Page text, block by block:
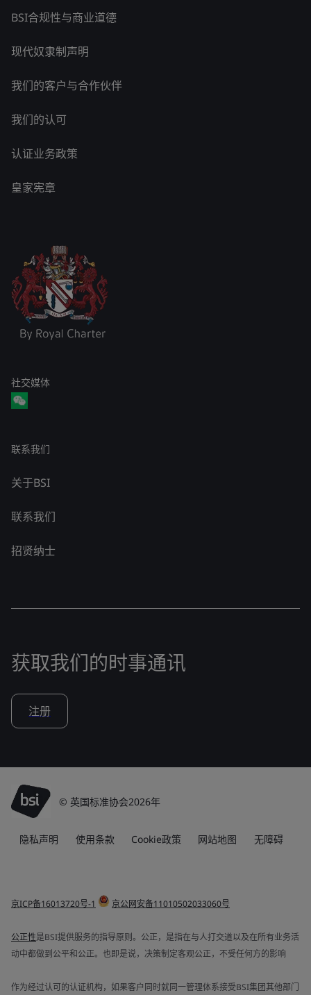
BSI合规性与商业道德
现代奴隶制声明
我们的客户与合作伙伴
我们的认可
认证业务政策
皇家宪章
社交媒体
联系我们
关于BSI
联系我们
招贤纳士
获取我们的时事通讯
注册
© 英国标准协会2026年
隐私声明 使用条款 Cookie政策 网站地图 无障碍
京ICP备16013720号-1 京公网安备11010502033060号
公正性是BSI提供服务的指导原则。公正，是指在与人打交道以及在所有业务活
动中都做到公平和公正。也即是说，决策制定客观公正，不受任何方的影响
作为经过认可的认证机构，如果客户同时就同一管理体系接受BSI集团其他部门